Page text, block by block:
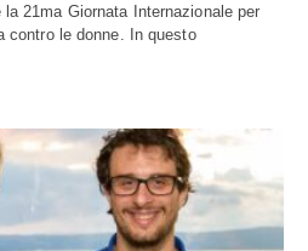
21ma Giornata Internazionale per
contro le donne. In questo